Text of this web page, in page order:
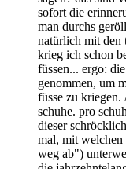
sofort die
man durchs
natürlich mit den
krieg ich schon
füssen... ergo:
genommen, um
füsse zu
schuhe. pro
dieser
mal, mit
weg ab")